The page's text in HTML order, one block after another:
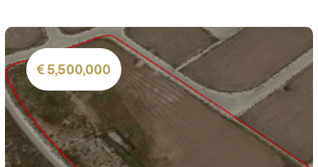
5,500,000